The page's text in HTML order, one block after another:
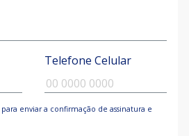
Telefone Celular
enviar a confirmação de assinatura e